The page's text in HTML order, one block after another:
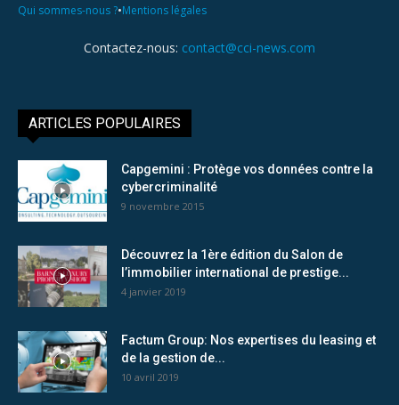
Qui sommes-nous ?•Mentions légales
Contactez-nous: contact@cci-news.com
ARTICLES POPULAIRES
Capgemini : Protège vos données contre la
cybercriminalité
9 novembre 2015
Découvrez la 1ère édition du Salon de
l’immobilier international de prestige...
4 janvier 2019
Factum Group: Nos expertises du leasing et
de la gestion de...
10 avril 2019